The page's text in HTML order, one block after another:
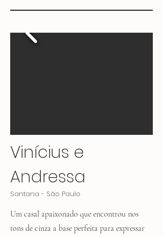
Vinícius e
Andressa
Santana - São Paulo
Um casal apaixonado que encontrou nos
tons de cinza a base perfeita para expressar